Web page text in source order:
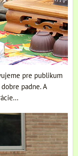
pre publikum
padne. A